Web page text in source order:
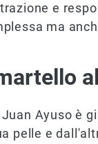
e
ma
Juan Ayuso è
pelle e